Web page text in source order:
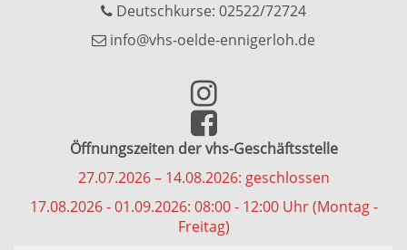
Deutschkurse: 02522/72724
info@vhs-oelde-ennigerloh.de
Öffnungszeiten der vhs-Geschäftsstelle
27.07.2026 – 14.08.2026: geschlossen
17.08.2026 - 01.09.2026: 08:00 - 12:00 Uhr (Montag -
Freitag)